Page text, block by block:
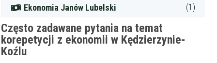
Ekonomia Janów Lubelski (1)
Często zadawane pytania na temat
korepetycji z ekonomii w Kędzierzynie-
Koźlu